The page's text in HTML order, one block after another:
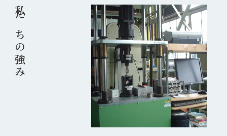
私たちの強み